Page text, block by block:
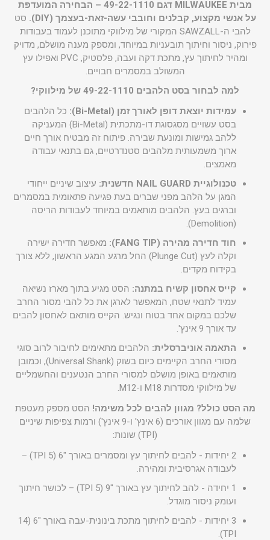
מבית MILWAUKEE דגם 49-22-1110 – הבחירה המועדפת
על אנשי מקצוע, קבלנים וחובבי עשה-זאת-בעצמך (DIY).
סט
להבי ה-SAWZALL המקורי של מילווקי מתוכנן לעמוד בעבודות
פירוק, ניסור וחיתוך תובעניות במיוחד, ומספק מענה מושלם, מדויק
ומהיר לחיתוך עץ, מתכת דקה ועבה, פלסטיק, PVC ואפילו עץ
המשולב במסמרים חבויים.
למה לבחור בסט הלהבים 49-22-1110 של מילווקי?
עמידות יוצאת דופן לאורך זמן (Bi-Metal):
כל הלהבים
בסט עשויים מסגסוגת דו-מתכתית (Bi-Metal) המעניקה
ללהב גמישות ומונעת שבירה. פיתוח זה מבטיח אורך חיים
ארוך משמעותית מלהבים סטנדרטיים, גם בתנאי עבודה
מאמצים.
טכנולוגיית NAIL GUARD חדשנית:
עיצוב שיניים ייחודי
המגן על הלהב מפני שברים בעת פגיעה פתאומית במסמרים
וברגים בעץ. הלהבים מותאמים במיוחד לעבודות הריסה
(Demolition).
חוד חדירה מהירה (FANG TIP):
מאפשר חדירה ישירה
וקלה לעץ (Plunge Cut) החל מרגע המגע הראשון, ללא צורך
בקידוח מקדים.
קייס אחסון קשיח במתנה: הסט מגיע בתוך מארז נשיאה
עמיד לתנאי שטח, המאפשר לארגן את כל להבי מסור החרב
שלכם במקום אחד בטוח ונגיש. הקייס מותאם לאחסון להבים
עד אורך 9 אינץ'.
התאמה אוניברסלית: הלהבים מתאימים לחיבור לרוב סוגי
מסורי החרב הקיימים כיום בשוק (Universal Shank), וכמובן
מותאמים באופן מושלם למסורי החרב הנטענים והחשמליים
של מילווקי מסדרות M18 ו-M12.
מה הסט כולל? מגוון להבים לכל משימה! הסט מספק מעטפת
שלמה עם מגוון אורכים (6 אינץ' ו-9 אינץ') ורמות צפיפות שיניים
(TPI) שונות:
2 יחידות - להבים לחיתוך עץ ומסמרים באורך "6 (5 TPI) –
לעבודה אגרסיבית ומהירה.
1 יחידה - להב לחיתוך עץ באורך "9 (5 TPI) – לכושר חיתוך
ועומק ניסור מוגדל.
3 יחידות - להבים לחיתוך מתכת בינונית-עבה באורך "6 (14
TPI).